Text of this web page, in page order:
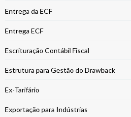
Entrega da ECF
Entrega ECF
Escrituração Contábil Fiscal
Estrutura para Gestão do Drawback
Ex-Tarifário
Exportação para Indústrias